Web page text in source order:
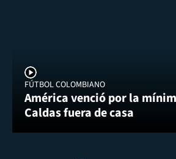
FÚTBOL COLOMBIANO
América venció por la
Caldas fuera de casa